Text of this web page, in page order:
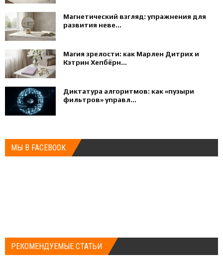
Магнетический взгляд: упражнения для
развития неве...
Магия зрелости: как Марлен Дитрих и
Кэтрин Хепбёрн...
Диктатура алгоритмов: как «пузыри
фильтров» управл...
МЫ В FACEBOOK
РЕКОМЕНДУЕМЫЕ СТАТЬИ